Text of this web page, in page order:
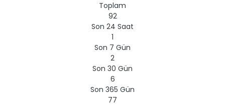
Toplam
92
Son 24 Saat
1
Son 7 Gün
2
Son 30 Gün
6
Son 365 Gün
77